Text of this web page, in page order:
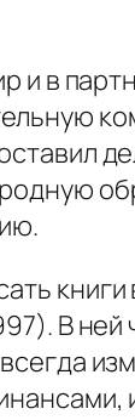
и в
В